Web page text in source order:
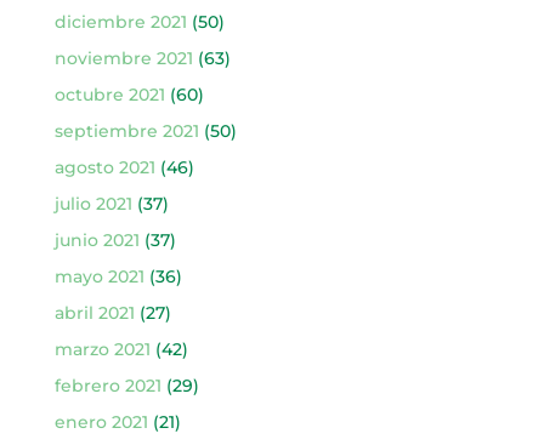
diciembre 2021 (50)
noviembre 2021 (63)
octubre 2021 (60)
septiembre 2021 (50)
agosto 2021 (46)
julio 2021 (37)
junio 2021 (37)
mayo 2021 (36)
abril 2021 (27)
marzo 2021 (42)
febrero 2021 (29)
enero 2021 (21)